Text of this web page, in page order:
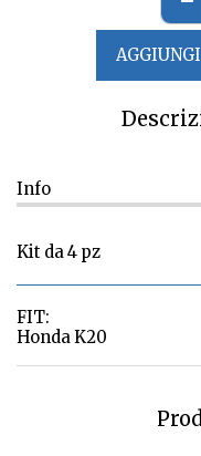
Info
Kit da 4 pz
FIT:
Honda K20